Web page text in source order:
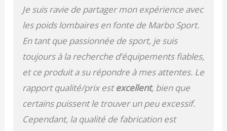
Leur structure garantit
une adaptation parfaite
aux haltères olympiques.
La fiabilité signée Marbo
Sport : en choisissant
nos disques d'haltères
et nos disques de
musculation, vous
produit conçu selon des
normes européennes
Je suis ravie de partager mon expérience avec
les poids lombaires en fonte de Marbo Sport.
En tant que passionnée de sport, je suis
toujours à la recherche d’équipements fiables,
et ce produit a su répondre à mes attentes. Le
rapport qualité/prix estexcellent, bien que
certains puissent le trouver un peu excessif.
Cependant, la qualité de fabrication est